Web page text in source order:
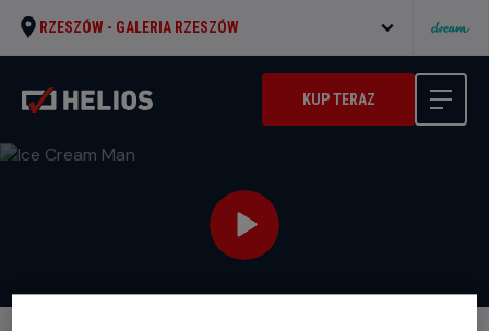
RZESZÓW - GALERIA RZESZÓW
KUP TERAZ